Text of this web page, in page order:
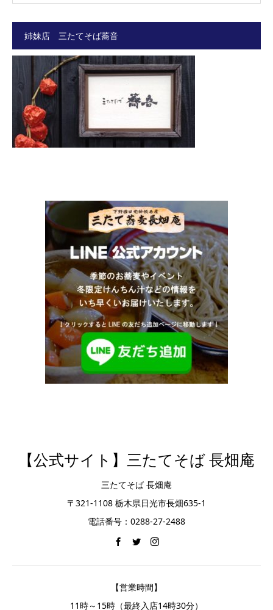
姉妹店 三たてそば蕎音
【公式サイト】三たてそば 長畑庵
三たてそば 長畑庵
〒321-1108 栃木県日光市長畑635-1
電話番号：0288-27-2488
【営業時間】
11時～15時（最終入店14時30分）